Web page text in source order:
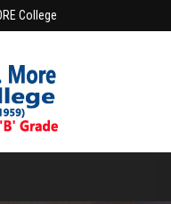
College